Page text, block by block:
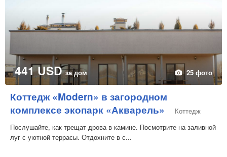
441 USDза дом 25 фото
Коттедж «Modern» в загородном
комплексе экопарк «Акварель»
Коттедж
Послушайте, как трещат дрова в камине. Посмотрите на заливной
луг с уютной террасы. Отдохните в с...